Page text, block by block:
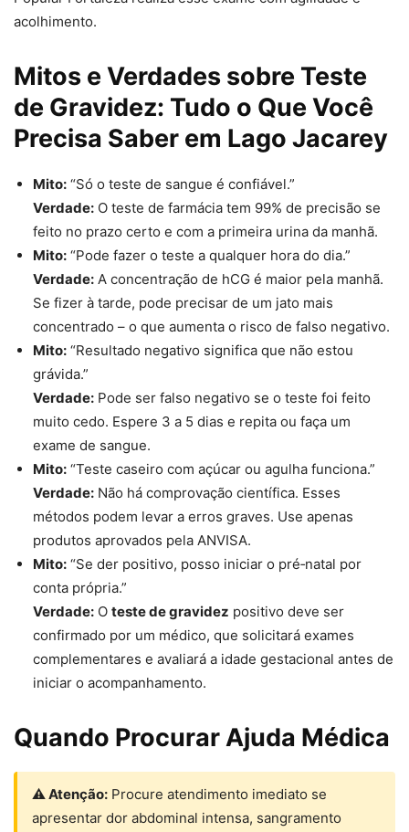
acolhimento.
Mitos e Verdades sobre Teste
de Gravidez: Tudo o Que Você
Precisa Saber em Lago Jacarey
Mito: “Só o teste de sangue é confiável.”
Verdade: O teste de farmácia tem 99% de precisão se
feito no prazo certo e com a primeira urina da manhã.
Mito: “Pode fazer o teste a qualquer hora do dia.”
Verdade: A concentração de hCG é maior pela manhã.
Se fizer à tarde, pode precisar de um jato mais
concentrado – o que aumenta o risco de falso negativo.
Mito: “Resultado negativo significa que não estou
grávida.”
Verdade: Pode ser falso negativo se o teste foi feito
muito cedo. Espere 3 a 5 dias e repita ou faça um
exame de sangue.
Mito: “Teste caseiro com açúcar ou agulha funciona.”
Verdade: Não há comprovação científica. Esses
métodos podem levar a erros graves. Use apenas
produtos aprovados pela ANVISA.
Mito: “Se der positivo, posso iniciar o pré‑natal por
conta própria.”
Verdade: O teste de gravidez positivo deve ser
confirmado por um médico, que solicitará exames
complementares e avaliará a idade gestacional antes de
iniciar o acompanhamento.
Quando Procurar Ajuda Médica
⚠ Atenção: Procure atendimento imediato se
apresentar dor abdominal intensa, sangramento